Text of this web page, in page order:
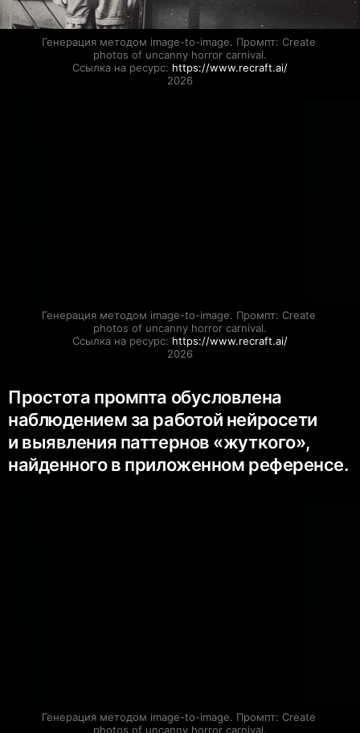
Генерация методом image-to-image. Промпт: Create
photos of uncanny horror carnival.
Ссылка на ресурс: https://www.recraft.ai/
2026
Генерация методом image-to-image. Промпт: Create
photos of uncanny horror carnival.
Ссылка на ресурс: https://www.recraft.ai/
2026
Простота промпта обусловлена
наблюдением за работой нейросети
и выявления паттернов «жуткого»,
найденного в приложенном референсе.
Генерация методом image-to-image. Промпт: Create
photos of uncanny horror carnival.